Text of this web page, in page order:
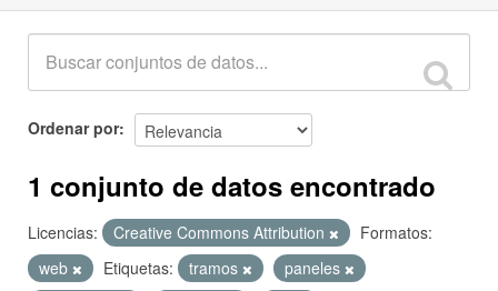
Ordenar por
1 conjunto de datos encontrado
Licencias: Creative Commons Attribution
Formatos:
web
Etiquetas: tramos
paneles